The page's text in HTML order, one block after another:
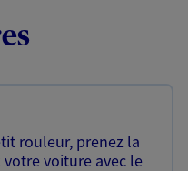
rouleur, prenez la
voiture avec le